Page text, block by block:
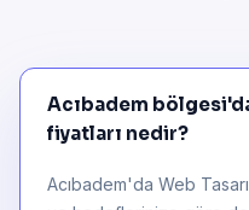
Acıbadem
fiyatları nedir?
Acıbadem'da Web